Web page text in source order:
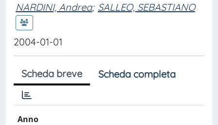
NARDINI, Andrea; SALLEO, SEBASTIANO
2004-01-01
Scheda breve Scheda completa
Anno